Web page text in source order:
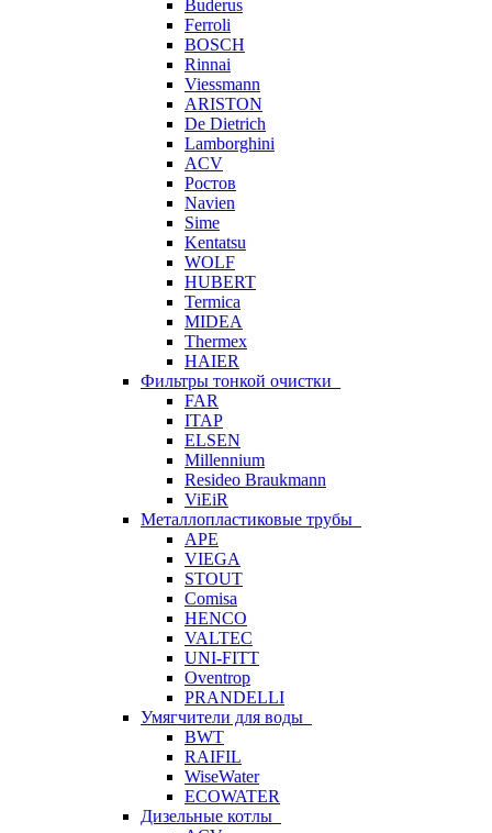
Buderus
Ferroli
BOSCH
Rinnai
Viessmann
ARISTON
De Dietrich
Lamborghini
ACV
Ростов
Navien
Sime
Kentatsu
WOLF
HUBERT
Termica
MIDEA
Thermex
HAIER
Фильтры тонкой очистки
FAR
ITAP
ELSEN
Millennium
Resideo Braukmann
ViEiR
Металлопластиковые трубы
APE
VIEGA
STOUT
Comisa
HENCO
VALTEC
UNI-FITT
Oventrop
PRANDELLI
Умягчители для воды
BWT
RAIFIL
WiseWater
ECOWATER
Дизельные котлы